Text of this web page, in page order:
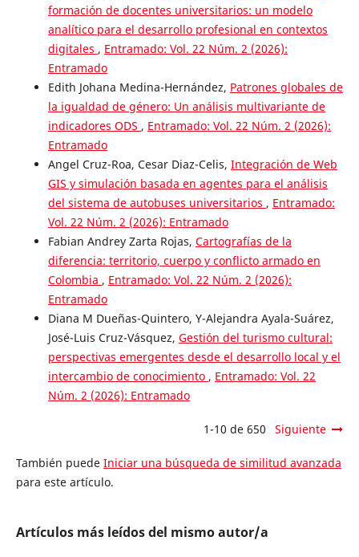
formación de docentes universitarios: un modelo
analítico para el desarrollo profesional en contextos
digitales , Entramado: Vol. 22 Núm. 2 (2026):
Entramado
Edith Johana Medina-Hernández, Patrones globales de
la igualdad de género: Un análisis multivariante de
indicadores ODS , Entramado: Vol. 22 Núm. 2 (2026):
Entramado
Angel Cruz-Roa, Cesar Diaz-Celis, Integración de Web
GIS y simulación basada en agentes para el análisis
del sistema de autobuses universitarios , Entramado:
Vol. 22 Núm. 2 (2026): Entramado
Fabian Andrey Zarta Rojas, Cartografías de la
diferencia: territorio, cuerpo y conflicto armado en
Colombia , Entramado: Vol. 22 Núm. 2 (2026):
Entramado
Diana M Dueñas-Quintero, Y-Alejandra Ayala-Suárez,
José-Luis Cruz-Vásquez, Gestión del turismo cultural:
perspectivas emergentes desde el desarrollo local y el
intercambio de conocimiento , Entramado: Vol. 22
Núm. 2 (2026): Entramado
1-10 de 650 Siguiente
También puede Iniciar una búsqueda de similitud avanzada
para este artículo.
Artículos más leídos del mismo autor/a